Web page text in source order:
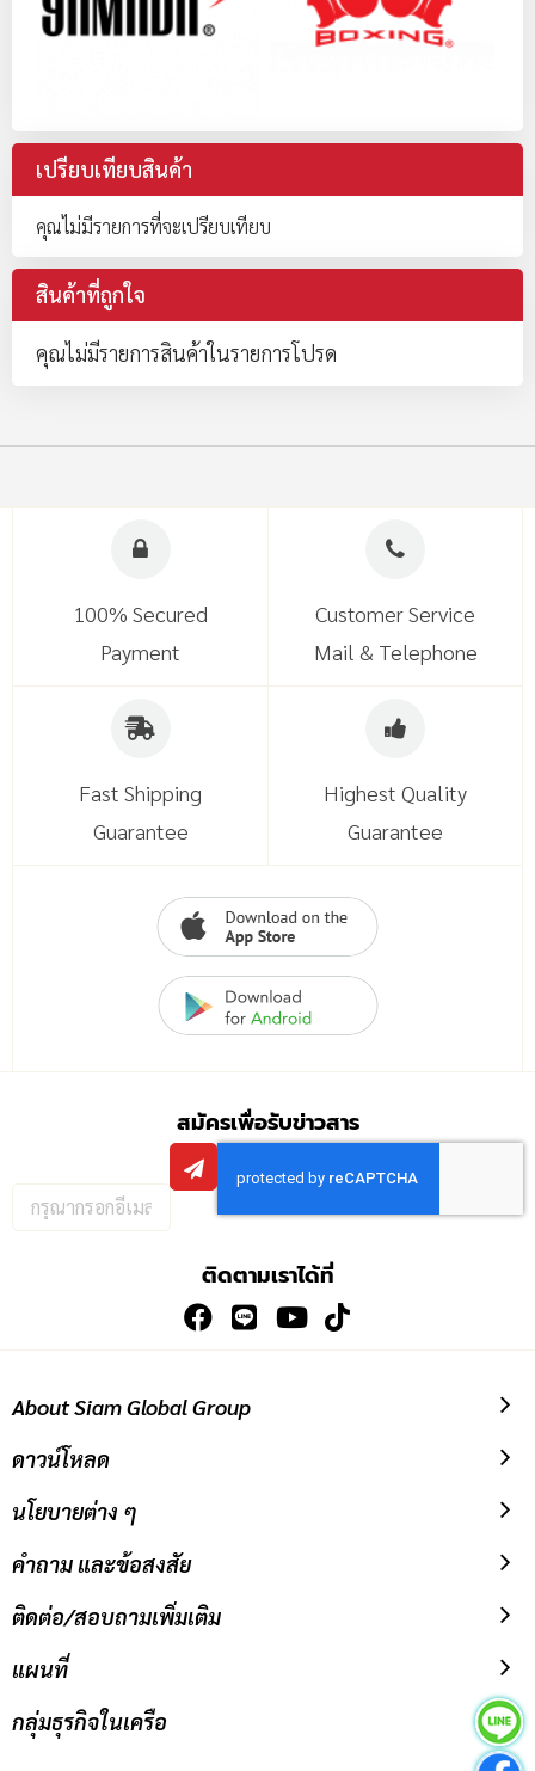
เปรียบเทียบสินค้า
คุณไม่มีรายการที่จะเปรียบเทียบ
สินค้าที่ถูกใจ
คุณไม่มีรายการสินค้าในรายการโปรด
100% Secured
Payment
Customer Service
Mail & Telephone
Fast Shipping
Guarantee
Highest Quality
Guarantee
สมัครเพื่อรับข่าวสาร
กรอก
อีเมล
ติดตามเราได้ที่
About Siam Global Group
ดาวน์โหลด
นโยบายต่าง ๆ
คำถาม และข้อสงสัย
ติดต่อ/สอบถามเพิ่มเติม
แผนที่
กลุ่มธุรกิจในเครือ